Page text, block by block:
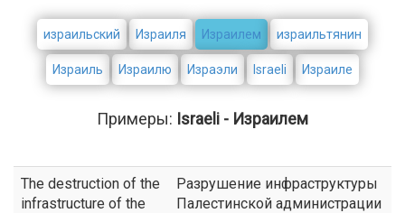
израильский Израиля Израилем израильтянин
Израиль Израилю Израэли Israeli Израиле
Примеры: Israeli - Израилем
The destruction of the
infrastructure of the
Разрушение инфраструктуры
Палестинской администрации